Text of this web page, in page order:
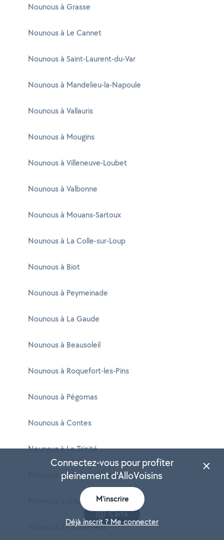
Nounous à Grasse
Nounous à Le Cannet
Nounous à Saint-Laurent-du-Var
Nounous à Mandelieu-la-Napoule
Nounous à Vallauris
Nounous à Mougins
Nounous à Villeneuve-Loubet
Nounous à Valbonne
Nounous à Mouans-Sartoux
Nounous à La Colle-sur-Loup
Nounous à Biot
Nounous à Peymeinade
Nounous à La Gaude
Nounous à Beausoleil
Nounous à Roquefort-les-Pins
Nounous à Pégomas
Nounous à Contes
Nounous à La Trinité
Nounous à Villefranche-sur-Mer
Nounous à Gourdon
Nounous à Castagniers
Carte
Connectez-vous pour profiter
pleinement d'AlloVoisins
M'inscrire
Déjà inscrit ? Me connecter